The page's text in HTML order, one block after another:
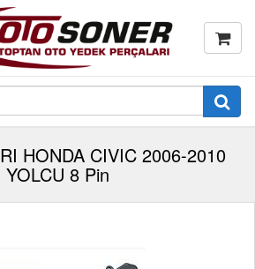
HONDA CIVIC 2006-2010
YOLCU 8 Pin